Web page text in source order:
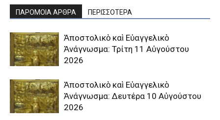
ΠΑΡΟΜΟΙΑ ΑΡΘΡΑ ΠΕΡΙΣΣΟΤΕΡΑ
Ἀποστολικὸ καὶ Εὐαγγελικὸ
Ἀνάγνωσμα: Τρίτη 11 Αὐγούστου
2026
Ἀποστολικὸ καὶ Εὐαγγελικὸ
Ἀνάγνωσμα: Δευτέρα 10 Αὐγούστου
2026